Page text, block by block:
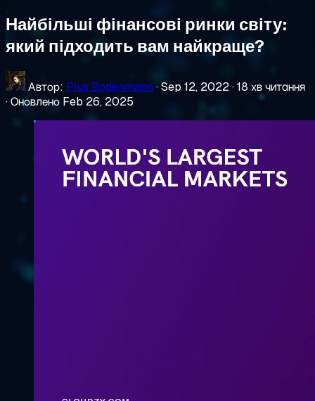
Найбільші фінансові ринки світу:
який підходить вам найкраще?
Автор: Pius Bodenmann ·Sep 12, 2022·18 хв читання
·Оновлено Feb 26, 2025